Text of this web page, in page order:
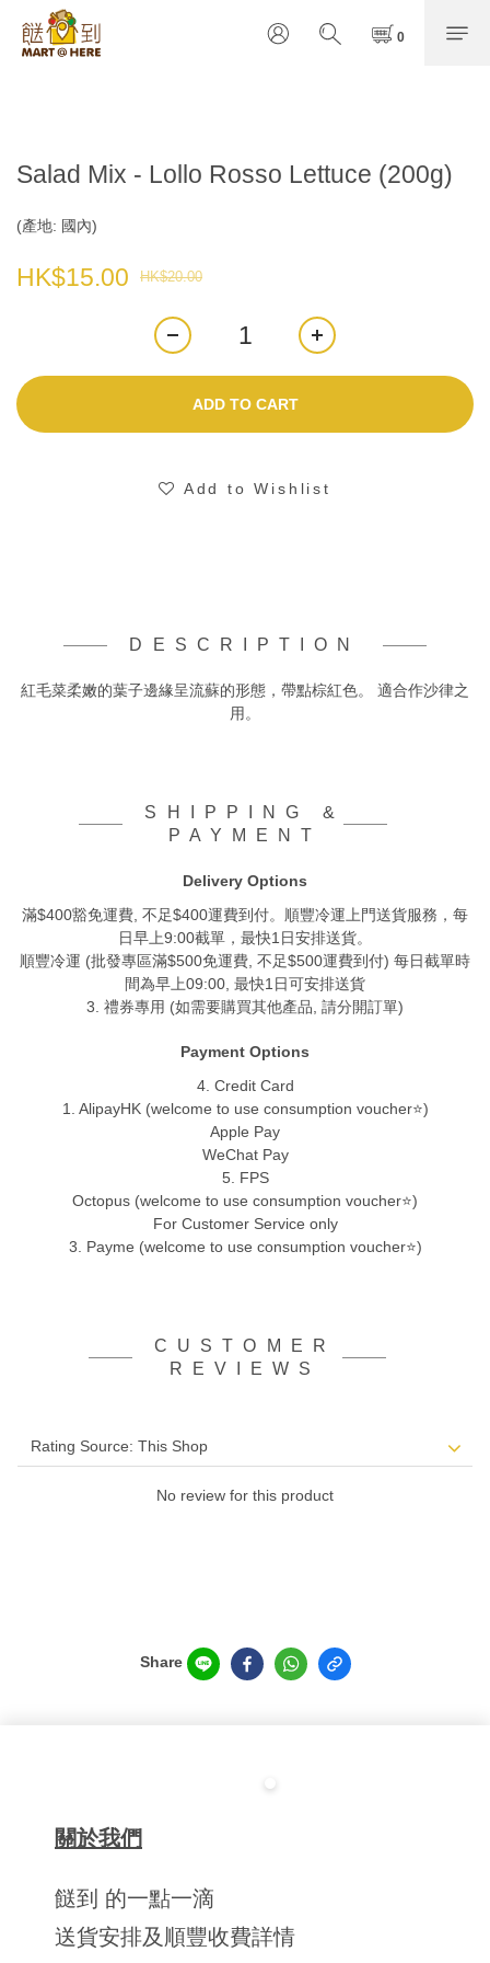
Salad Mix - Lollo Rosso Lettuce (200g)
(產地: 國內)
HK$20.00
HK$15.00
ADD TO CART
Add to Wishlist
DESCRIPTION
紅毛菜柔嫩的葉子邊緣呈流蘇的形態，帶點棕紅色。 適合作沙律之
用。
SHIPPING &
PAYMENT
Delivery Options
滿$400豁免運費, 不足$400運費到付。順豐冷運上門送貨服務，每
日早上9:00截單，最快1日安排送貨。
順豐冷運 (批發專區滿$500免運費, 不足$500運費到付) 每日截單時
間為早上09:00, 最快1日可安排送貨
3. 禮券專用 (如需要購買其他產品, 請分開訂單)
Payment Options
4. Credit Card
1. AlipayHK (welcome to use consumption voucher⭐)
Apple Pay
WeChat Pay
5. FPS
Octopus (welcome to use consumption voucher⭐)
For Customer Service only
3. Payme (welcome to use consumption voucher⭐)
CUSTOMER
REVIEWS
No review for this product
Share
關於我們
餸到 的一點一滴
送貨安排及順豐收費詳情